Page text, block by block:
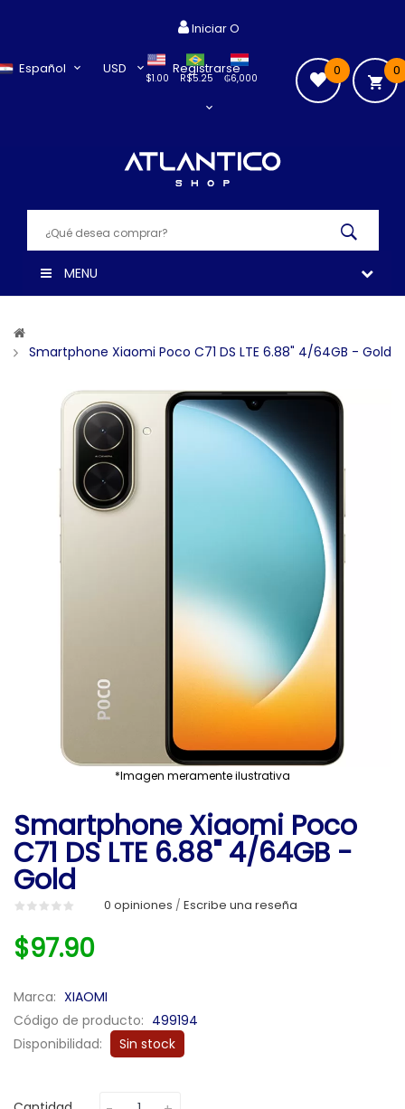
Español USD
$1.00 ₲6,000
R$5.25
Iniciar O
Registrarse 0
0
MENU
Smartphone Xiaomi Poco C71 DS LTE 6.88" 4/64GB - Gold
*Imagen meramente ilustrativa
Smartphone Xiaomi Poco
C71 DS LTE 6.88" 4/64GB -
Gold
0 opiniones / Escribe una reseña
$97.90
Marca: XIAOMI
Código de producto: 499194
Disponibilidad:
Sin stock